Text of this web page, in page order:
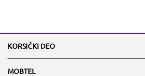
KORSIČKI DEO
MOBTEL